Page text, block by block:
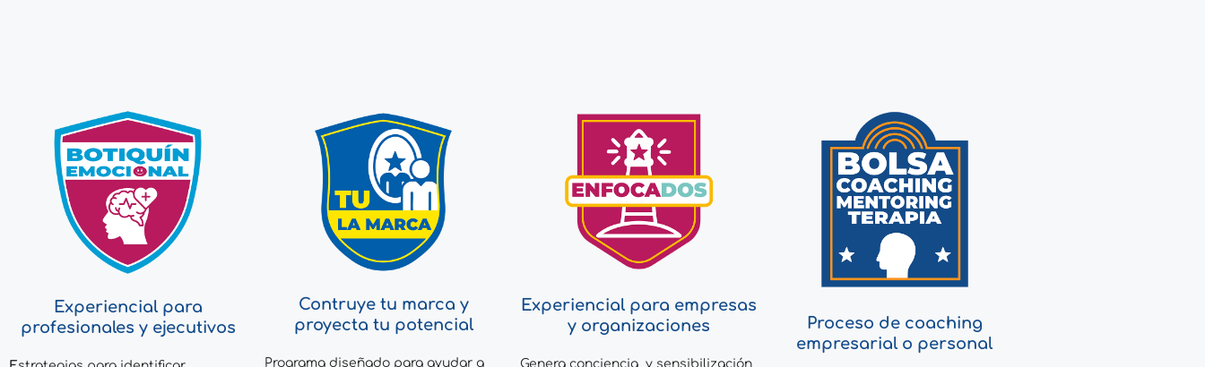
Experiencial para
profesionales y ejecutivos
Contruye tu marca y
proyecta tu potencial
Programa diseñado para ayudar a
Experiencial para empresas
y organizaciones
Genera conciencia y sensibilización
Proceso de coaching
empresarial o personal